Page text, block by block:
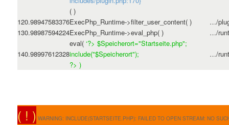
( )
120.98947583376ExecPhp_Runtime->filter_user_content( )
…/
130.98987594224ExecPhp_Runtime->eval_php( ) …/
140.98997612328
eval(‘?> $Speicherort="Startseite.php";
include("$Speicherort");
?> )
…/
( ! ) WARNING: INCLUDE(STARTSEITE.PHP): FAILED TO OPEN STREAM: NO